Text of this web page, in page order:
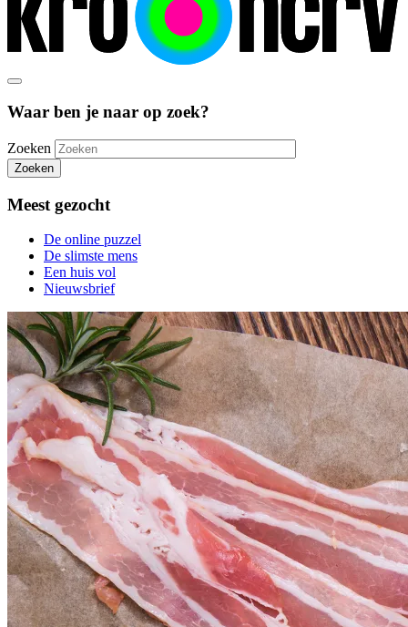
Waar ben je naar op zoek?
Zoeken
Zoeken
Meest gezocht
De online puzzel
De slimste mens
Een huis vol
Nieuwsbrief